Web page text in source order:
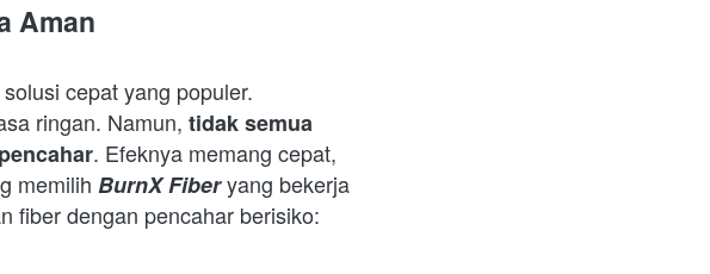
Aman
cepat yang populer.
ringan. Namun, tidak semua
pencahar. Efeknya memang cepat,
memilih BurnX Fiber
fiber dengan pencahar berisiko: